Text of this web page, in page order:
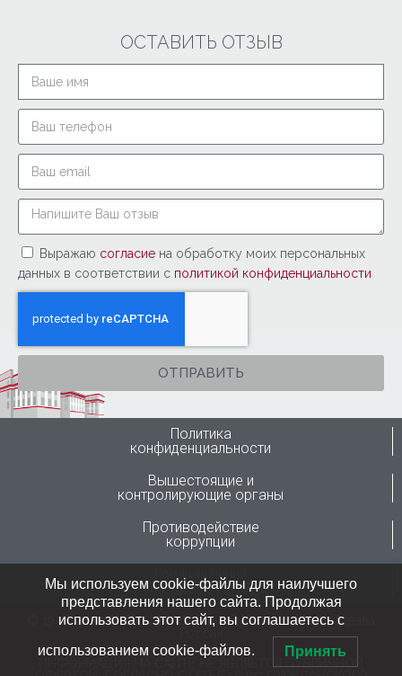
ОСТАВИТЬ ОТЗЫВ
Выражаю согласие на обработку моих персональных
данных в соответствии с политикой конфиденциальности
ОТПРАВИТЬ
Политика
конфиденциальности
Вышестоящие и
контролирующие органы
Противодействие
коррупции
Горячая линия
Минздрава России
© 1946-2024 ФГБУ “ННИИТО им. Я.Л.Цивьяна” Минздрава
ИНФОРМАЦИЯ НА САЙТЕ НЕ ЯВЛЯЕТСЯ ПУБЛИЧНОЙ
Мы используем cookie-файлы для наилучшего
представления нашего сайта. Продолжая
использовать этот сайт, вы соглашаетесь с
использованием cookie-файлов. Принять